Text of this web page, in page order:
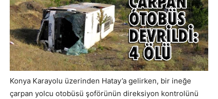
Konya Karayolu üzerinden Hatay’a gelirken, bir ineğe
çarpan yolcu otobüsü şoförünün direksiyon kontrolünü